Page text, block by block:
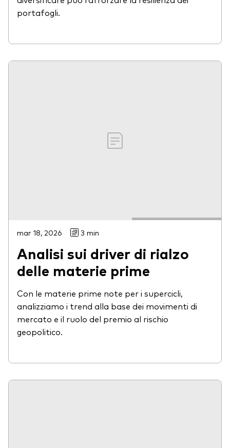
portafogli.
mar 18, 2026 3 min
Analisi sui driver di rialzo
delle materie prime
Con le materie prime note per i supercicli,
analizziamo i trend alla base dei movimenti di
mercato e il ruolo del premio al rischio
geopolitico.